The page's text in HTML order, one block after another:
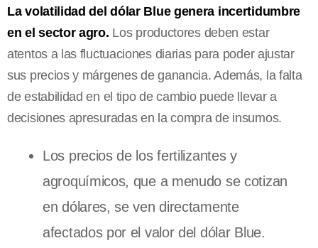
La volatilidad del dólar Blue genera incertidumbre
en el sector agro. Los productores deben estar
atentos a las fluctuaciones diarias para poder ajustar
sus precios y márgenes de ganancia. Además, la falta
de estabilidad en el tipo de cambio puede llevar a
decisiones apresuradas en la compra de insumos.
Los precios de los fertilizantes y
agroquímicos, que a menudo se cotizan
en dólares, se ven directamente
afectados por el valor del dólar Blue.